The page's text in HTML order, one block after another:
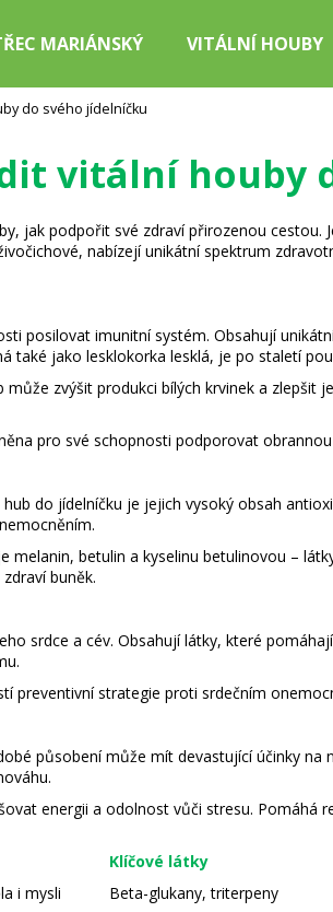
MARIÁNSKÝ VITÁLNÍ HOUBY
do svého jídelníčku
vitální houby
jak podpořit své zdraví přirozenou
nabízejí unikátní spektrum
posilovat imunitní systém. Obsahují
také jako lesklokorka lesklá, je po staletí
může zvýšit produkci bílých krvinek a
pro své schopnosti podporovat
do jídelníčku je jejich vysoký obsah
melanin, betulin a kyselinu betulinovou –
buněk.
srdce a cév. Obsahují látky, které
preventivní strategie proti srdečním
působení může mít devastující účinky
energii a odolnost vůči stresu.
Klíčové látky
i mysli
Beta-glukany, triterpeny
Co potřebujete